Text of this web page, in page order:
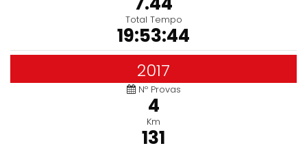
Total Tempo
19:53:44
2017
Nº Provas
4
Km
131